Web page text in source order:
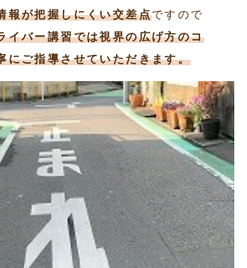
報が把握しにくい交差点ですので
イバー講習では視界の広げ方のコ
にご指導させていただきます。